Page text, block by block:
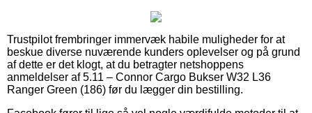
Trustpilot frembringer immervæk habile muligheder for at
beskue diverse nuværende kunders oplevelser og på grund
af dette er det klogt, at du betragter netshoppens
anmeldelser af 5.11 – Connor Cargo Bukser W32 L36
Ranger Green (186) før du lægger din bestilling.